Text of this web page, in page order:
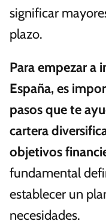
significar
plazo.
Para empezar a
España, es
pasos que te
cartera
objetivos
fundamental
establecer un
necesidades.